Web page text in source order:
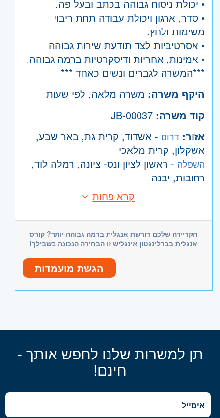
• יכולת ניסוח גבוהה בכתב ובעל פה.
• סדר, ארגון ויכולת עבודה תחת ריבוי
משימות ולחץ.
• אסרטיביות לצד תודעת שירות גבוהה
• אמינות, אחריות ודיסקרטיות ברמה גבוהה.
***המשרה לגברים ונשים כאחד ***
היקף משרה: משרה מלאה, לפי שעות
קוד משרה:
אזור: דרום - אשדוד, קרית גת, באר שבע,
אשקלון, קרית מלאכי
השפלה - ראשון לציון ונס- ציונה, רמלה לוד,
רחובות, יבנה
קרא פחות
הקריירה שלכם דורשת אנגלית ברמה גבוהה יותר? קורס
אנגלית בברלינגטון אינגליש זו הבחירה הנכונה בשבילך!
הגשת מועמדות
תן למשרות שלנו לחפש אותך -
חינם!